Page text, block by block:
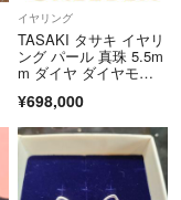
イヤリング
TASAKI タサキ イヤリ
ング パール 真珠 5.5m
m ダイヤ ダイヤモン
ス K18WG 保証書
¥698,000